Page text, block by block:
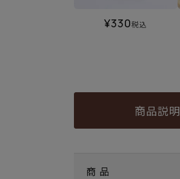
¥330税込
商品説明
商 品